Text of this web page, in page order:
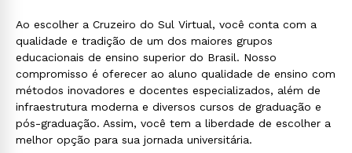
Ao escolher a Cruzeiro do Sul Virtual, você conta com a
qualidade e tradição de um dos maiores grupos
educacionais de ensino superior do Brasil. Nosso
compromisso é oferecer ao aluno qualidade de ensino com
métodos inovadores e docentes especializados, além de
infraestrutura moderna e diversos cursos de graduação e
pós-graduação. Assim, você tem a liberdade de escolher a
melhor opção para sua jornada universitária.